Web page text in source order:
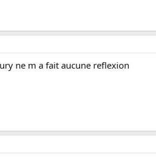
ne m a fait aucune reflexion